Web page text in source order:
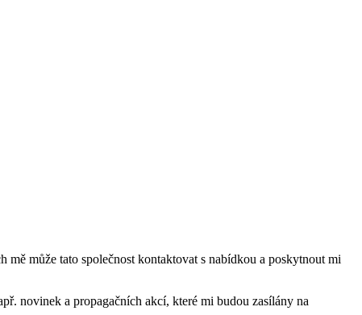
může tato společnost kontaktovat s nabídkou a poskytnout mi
novinek a propagačních akcí, které mi budou zasílány na